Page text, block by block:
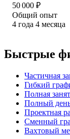
50 000 ₽
Общий опыт
4 года 4 месяца
Быстрые
Частичная
Гибкий
Полная
Полный
Проектная
Сменный
Вахтовый